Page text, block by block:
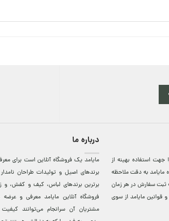
جهت استفاده بهینه از
مایامد به دقت ملاحظه
ثبت سفارش در هر زمان
قوانین مایامد از سوی
درباره ما
مایامد يک فروشگاه آنلاين است برای
برندهای اصيل و توليدات طراحان
برترين‌ برندهای لباس، کيف و کفش، و
فروشگاه آنلاين مایامد معرفی و
مشتريان آن سرانجام می‌توانند